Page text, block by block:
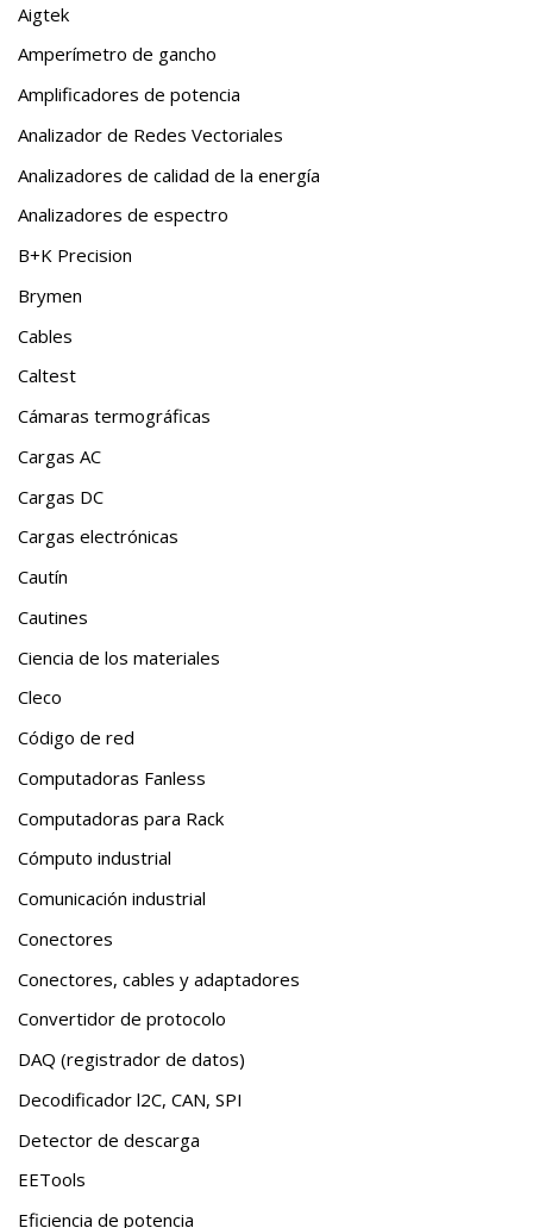
Aigtek
Amperímetro de gancho
Amplificadores de potencia
Analizador de Redes Vectoriales
Analizadores de calidad de la energía
Analizadores de espectro
B+K Precision
Brymen
Cables
Caltest
Cámaras termográficas
Cargas AC
Cargas DC
Cargas electrónicas
Cautín
Cautines
Ciencia de los materiales
Cleco
Código de red
Computadoras Fanless
Computadoras para Rack
Cómputo industrial
Comunicación industrial
Conectores
Conectores, cables y adaptadores
Convertidor de protocolo
DAQ (registrador de datos)
Decodificador l2C, CAN, SPI
Detector de descarga
EETools
Eficiencia de potencia